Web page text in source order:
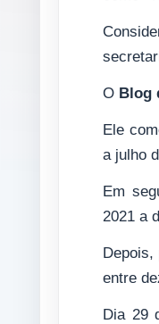
O Blog
Ele
a julho
Em
2021 a
Depois,
entre
Dia 29